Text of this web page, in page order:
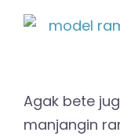
Agak bete
manjangin